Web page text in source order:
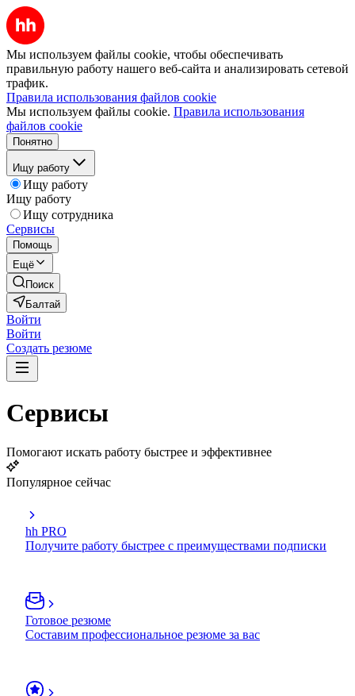
Мы используем файлы cookie, чтобы обеспечивать
правильную работу нашего веб-сайта и анализировать сетевой
трафик.
Правила использования файлов cookie
Мы используем файлы cookie. Правила использования
файлов cookie
Понятно
Ищу работу
Ищу работу
Ищу работу
Ищу сотрудника
Сервисы
Помощь
Ещё
Поиск
Балтай
Войти
Войти
Создать резюме
Сервисы
Помогают искать работу быстрее и эффективнее
Популярное сейчас
hh PRO
Получите работу быстрее с преимуществами подписки
Готовое резюме
Составим профессиональное резюме за вас